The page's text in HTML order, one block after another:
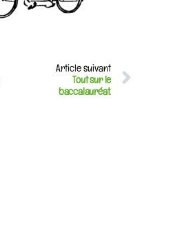
Article suivant
Tout sur le
baccalauréat.